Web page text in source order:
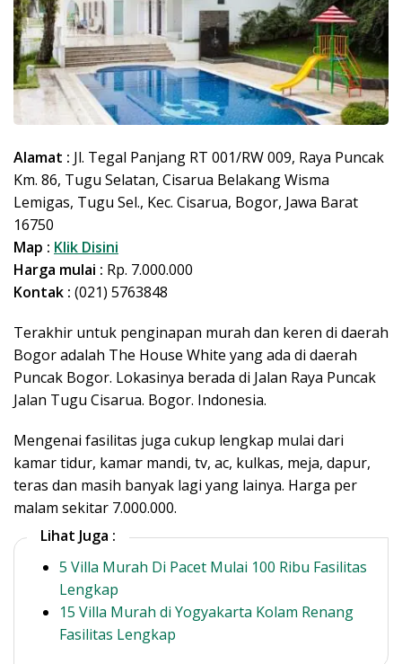
Alamat : Jl. Tegal Panjang RT 001/RW 009, Raya Puncak
Km. 86, Tugu Selatan, Cisarua Belakang Wisma
Lemigas, Tugu Sel., Kec. Cisarua, Bogor, Jawa Barat
16750
Map : Klik Disini
Harga mulai : Rp. 7.000.000
Kontak : (021) 5763848
Terakhir untuk penginapan murah dan keren di daerah
Bogor adalah The House White yang ada di daerah
Puncak Bogor. Lokasinya berada di Jalan Raya Puncak
Jalan Tugu Cisarua. Bogor. Indonesia.
Mengenai fasilitas juga cukup lengkap mulai dari
kamar tidur, kamar mandi, tv, ac, kulkas, meja, dapur,
teras dan masih banyak lagi yang lainya. Harga per
malam sekitar 7.000.000.
Lihat Juga :
5 Villa Murah Di Pacet Mulai 100 Ribu Fasilitas
Lengkap
15 Villa Murah di Yogyakarta Kolam Renang
Fasilitas Lengkap